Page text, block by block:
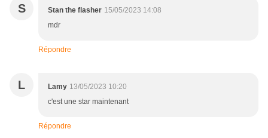
S Stan the flasher 15/05/2023 14:08
mdr
Répondre
L Lamy 13/05/2023 10:20
c'est une star maintenant
Répondre